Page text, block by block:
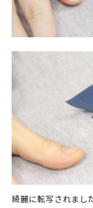
綺麗に転写されまし